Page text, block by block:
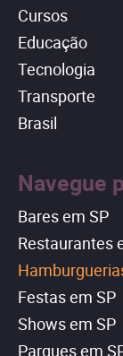
Cursos
Educação
Tecnologia
Transporte
Brasil
Navegue
Bares em SP
Restaurantes
Festas em SP
Shows em SP
Parques em